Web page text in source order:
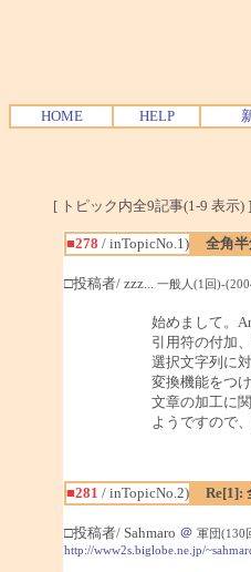
HOME HELP
[ トピック内全9記事(1-9 表
■278 / inTopicNo.1) 全角
□投稿者/ zzz... 一般人(1回)-
始めまして。
引用符の付加
選択文字列に
変換機能をつ
文章の加工に
ようですので
■281 / inTopicNo.2) Re[1]:
□投稿者/ Sahmaro ＠ 軍団(130
http://www2s.biglobe.ne.jp/